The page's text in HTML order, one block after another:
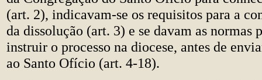
(art. 2), indicavam-se os requisitos para a
da dissolução (art. 3) e se davam as normas
instruir o processo na diocese, antes de
ao Santo Ofício (art. 4-18).